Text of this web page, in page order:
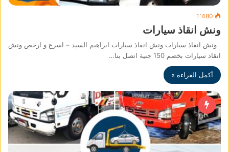
1٬480
ونش انقاذ سيارات
ونش انقاذ سيارات ونش انقاذ سيارات ابراهيم السيد – اسرع و ارخص ونش
انقاذ سيارات بخصم 150 جنية اتصل بنا…
أكمل القراءة »